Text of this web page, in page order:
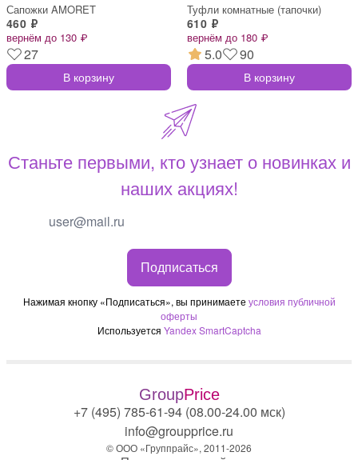
Сапожки AMORET
460 ₽
вернём до 130 ₽
27
В корзину
Туфли комнатные (тапочки)
610 ₽
вернём до 180 ₽
5.0 90
В корзину
Станьте первыми, кто узнает о новинках и
наших акциях!
Подписаться
Нажимая кнопку «Подписаться», вы принимаете условия публичной
оферты
Используется Yandex SmartCaptcha
GroupPrice
+7 (495) 785-61-94 (08.00-24.00 мск)
info@groupprice.ru
© ООО «Группрайс», 2011-2026